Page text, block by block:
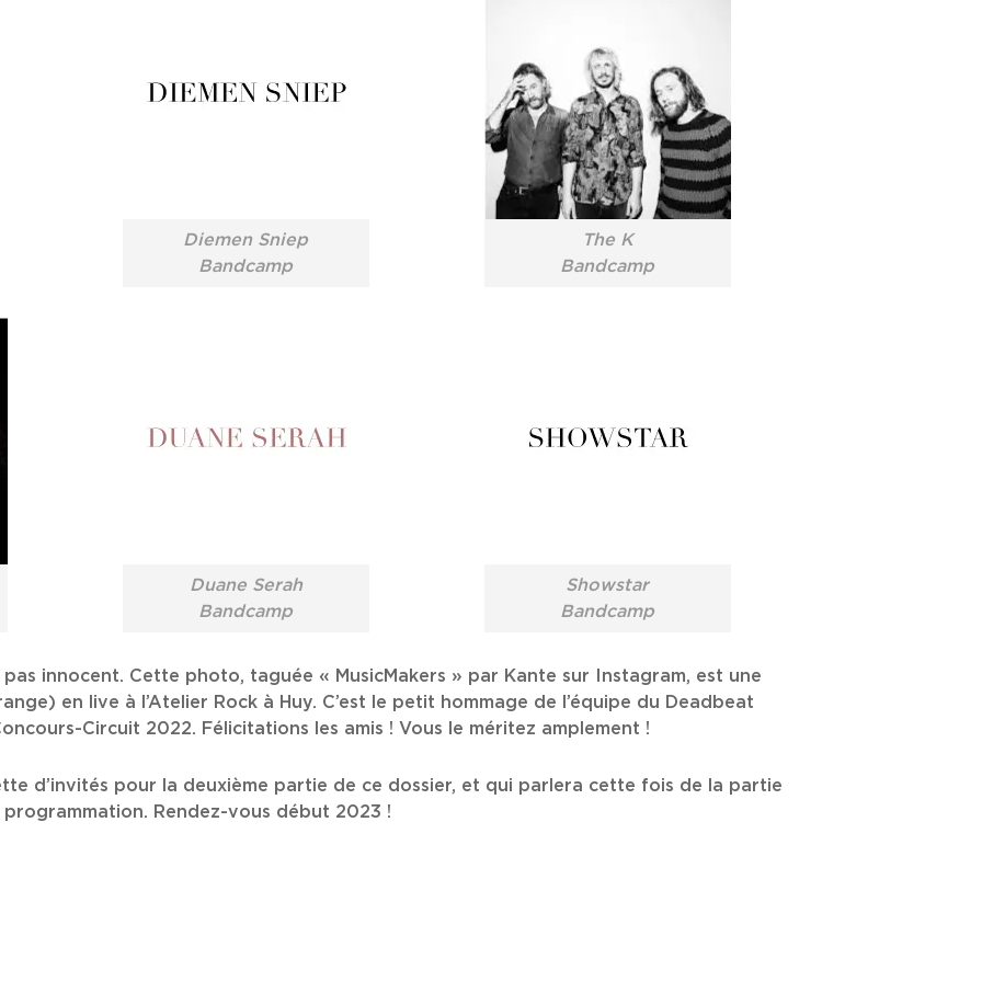
Diemen Sniep
Bandcamp
The K
Bandcamp
Duane Serah
Bandcamp
Showstar
Bandcamp
pas innocent. Cette photo, taguée « MusicMakers » par Kante sur Instagram, est une
en live à l’Atelier Rock à Huy. C’est le petit hommage de l’équipe du Deadbeat
Circuit 2022. Félicitations les amis ! Vous le méritez amplement !
d’invités pour la deuxième partie de ce dossier, et qui parlera cette fois de la partie
Rendez-vous début 2023 !